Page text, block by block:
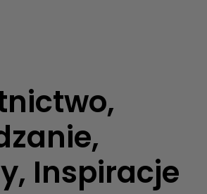
Inspiracje